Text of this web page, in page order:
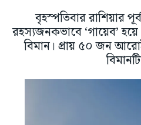
বৃহস্পতিবার রাশিয়ার
রহস্যজনকভাবে ‘গায়েব’ হয়ে
বিমান। প্রায় ৫০ জন